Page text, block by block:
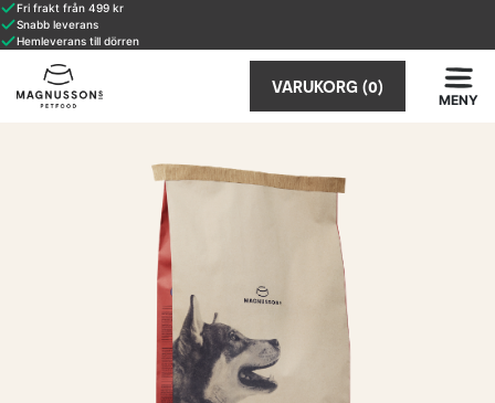
Fri frakt från 499 kr
Snabb leverans
Hemleverans till dörren
VARUKORG (0)
MENY